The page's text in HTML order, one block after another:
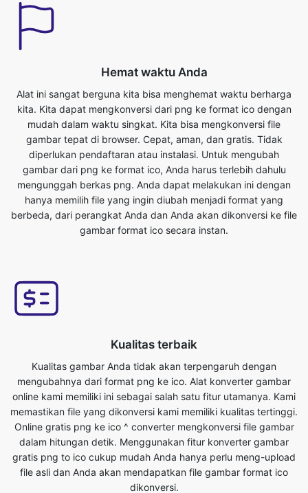
Alat ini sangat berguna kita bisa menghemat waktu berharga
kita. Kita dapat mengkonversi dari png ke format ico dengan
gambar tepat di browser. Cepat, aman, dan gratis. Tidak
diperlukan pendaftaran atau instalasi. Untuk mengubah
gambar dari png ke format ico, Anda harus terlebih dahulu
mengunggah berkas png. Anda dapat melakukan ini dengan
hanya memilih file yang ingin diubah menjadi format yang
berbeda, dari perangkat Anda dan Anda akan dikonversi ke file
gambar format ico secara instan.
Kualitas gambar Anda tidak akan terpengaruh dengan
memastikan file yang dikonversi kami memiliki kualitas tertinggi.
Online gratis png ke ico ^ converter mengkonversi file gambar
dalam hitungan detik. Menggunakan fitur konverter gambar
gratis png to ico cukup mudah Anda hanya perlu meng-upload
file asli dan Anda akan mendapatkan file gambar format ico
dikonversi.